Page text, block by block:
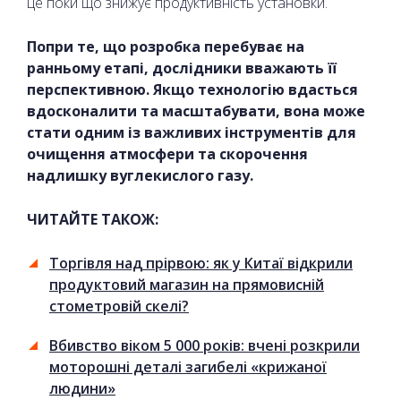
Попри те, що розробка перебуває на
ранньому етапі, дослідники вважають її
перспективною. Якщо технологію вдасться
вдосконалити та масштабувати, вона може
стати одним із важливих інструментів для
очищення атмосфери та скорочення
надлишку вуглекислого газу.
ЧИТАЙТЕ ТАКОЖ:
Торгівля над прірвою: як у Китаї відкрили
продуктовий магазин на прямовисній
стометровій скелі?
Вбивство віком 5 000 років: вчені розкрили
моторошні деталі загибелі «крижаної
людини»